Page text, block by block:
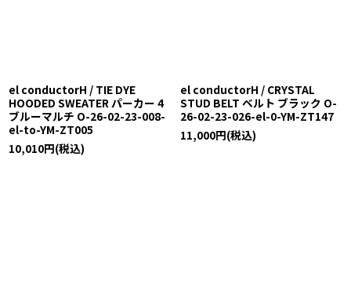
el conductorH / TIE DYE
HOODED SWEATER パーカー 4
ブルーマルチ O-26-02-23-008-
el-to-YM-ZT005
10,010円(税込)
el conductorH / CRYSTAL
STUD BELT ベルト ブラック O-
26-02-23-026-el-0-YM-ZT147
11,000円(税込)